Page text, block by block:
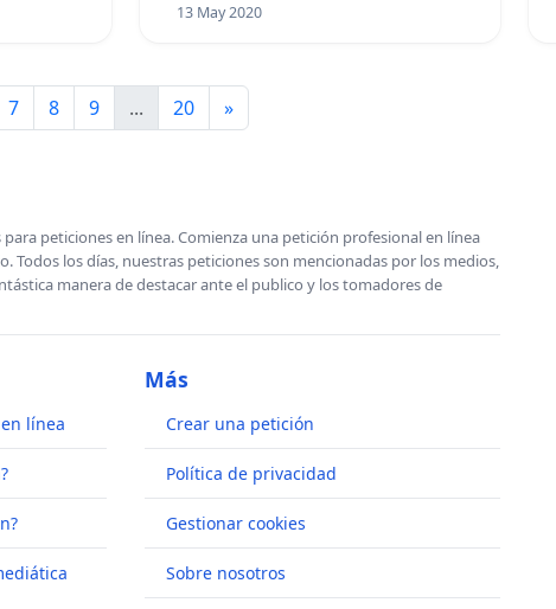
13 May 2020
7 8 9 ... 20 »
peticiones en línea. Comienza una petición profesional en línea
Todos los días, nuestras peticiones son mencionadas por los medios,
manera de destacar ante el publico y los tomadores de
línea
Más
Crear una petición
Política de privacidad
Gestionar cookies
Sobre nosotros